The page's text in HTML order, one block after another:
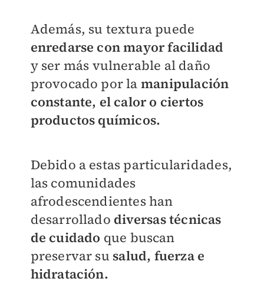
Además, su textura puede
enredarse con mayor facilidad
y ser más vulnerable al daño
provocado por la manipulación
constante, el calor o ciertos
productos químicos.
Debido a estas particularidades,
las comunidades
afrodescendientes han
desarrollado diversas técnicas
de cuidado que buscan
preservar su salud, fuerza e
hidratación.